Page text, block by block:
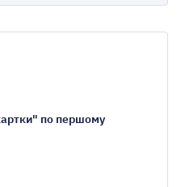
по першому